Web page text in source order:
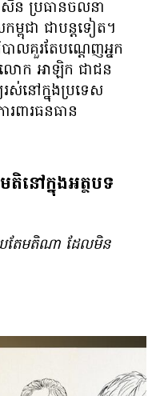
ន ប្រធាន​ចលនា​
ម្ពុជា ជា​បន្ត​ទៀត។
ាល​គួរ​តែ​បណ្ដេញ​អ្នក​
លោក អាឡិក ជា​ជន​
ស់នៅ​ក្នុង​ប្រទេស​
ារពារ​ធនធាន​
នៅក្នុងអត្ថបទ
ាយ​តែ​មតិ​ណា ដែល​មិន​